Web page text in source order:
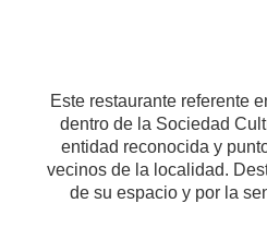
Este restaurante referente
dentro de la Sociedad
entidad reconocida y
vecinos de la localidad.
de su espacio y por la